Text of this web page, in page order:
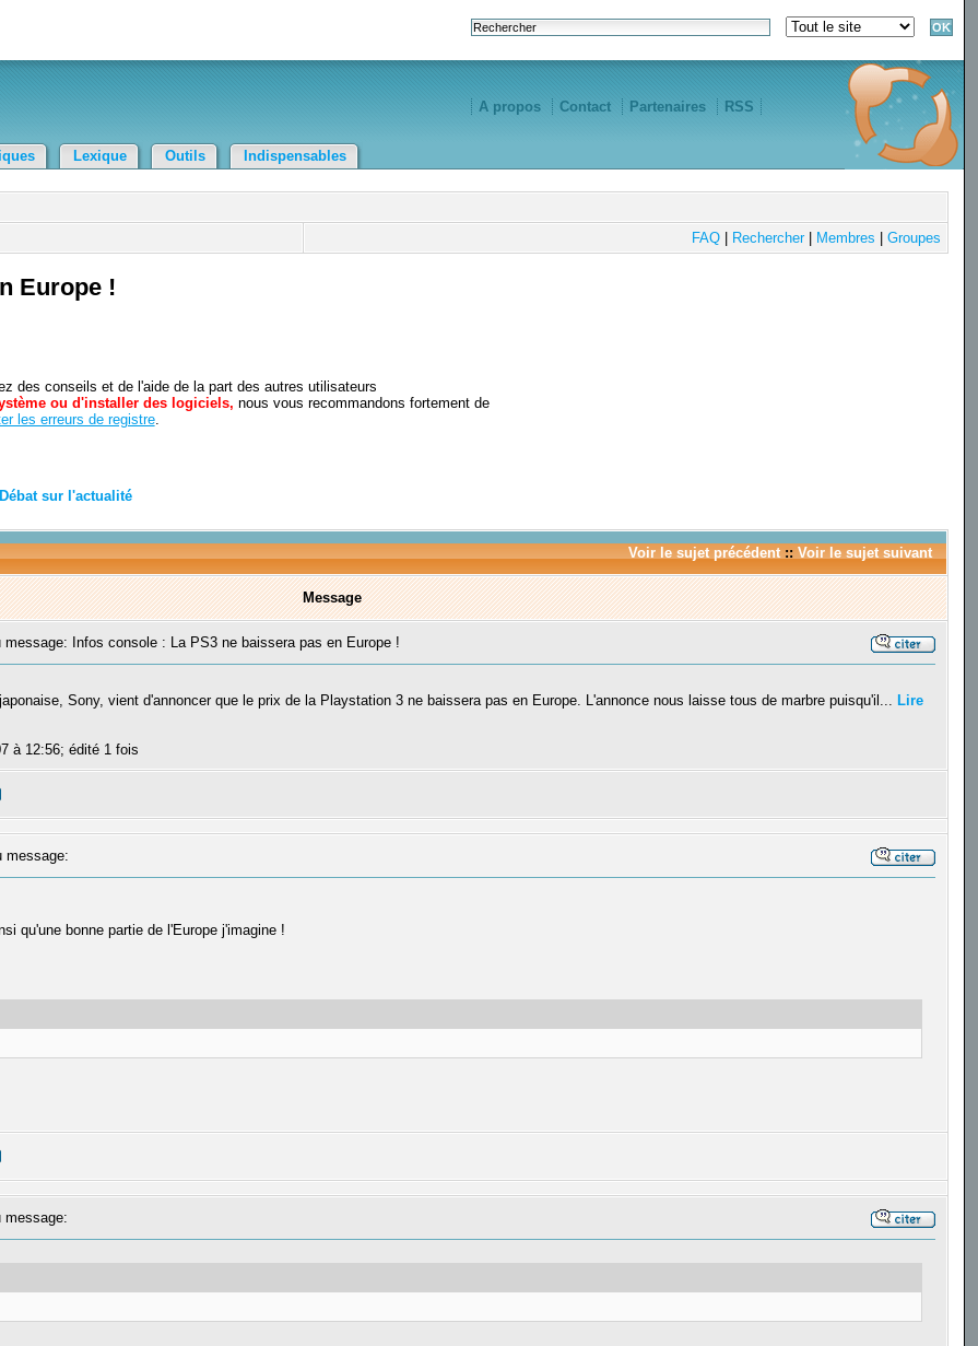
A propos Contact Partenaires RSS
Lexique Outils Indispensables
FAQ| Rechercher| Membres Groupes
Europe !
des conseils et de l'aide de la part des autres utilisateurs
ou d'installer des logiciels, nous vous recommandons fortement de
les erreurs de registre.
Débat sur l'actualité
Voir le sujet précédent:: Voir le sujet suivant
Message
Infos console : La PS3 ne baissera pas en Europe !
Sony, vient d'annoncer que le prix de la Playstation 3 ne baissera pas en Europe. L'annonce nous laisse tous de marbre puisqu'il... Lire
à 12:56; édité 1 fois
qu'une bonne partie de l'Europe j'imagine !